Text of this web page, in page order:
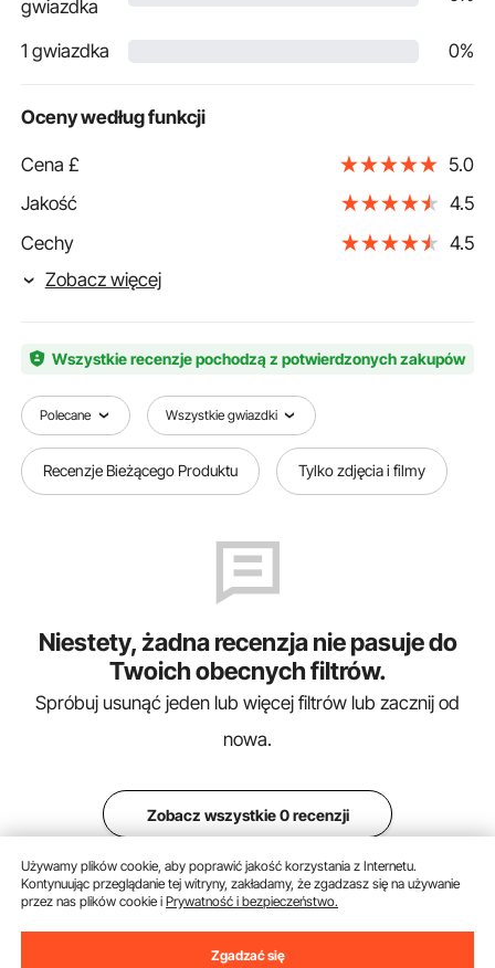
gwiazdka
1 gwiazdka 0%
Oceny według funkcji
Cena £
5.0
Jakość
4.5
Cechy
4.5
Zobacz więcej
Wszystkie recenzje pochodzą z potwierdzonych zakupów
Polecane Wszystkie gwiazdki
Recenzje Bieżącego Produktu Tylko zdjęcia i filmy
Niestety, żadna recenzja nie pasuje do
Twoich obecnych filtrów.
Spróbuj usunąć jeden lub więcej filtrów lub zacznij od
nowa.
Zobacz wszystkie 0 recenzji
Dodaj do koszyka
Używamy plików cookie, aby poprawić jakość korzystania z Internetu.
Kontynuując przeglądanie tej witryny, zakładamy, że zgadzasz się na używanie
przez nas plików cookie iPrywatność i bezpieczeństwo.
Zgadzać się